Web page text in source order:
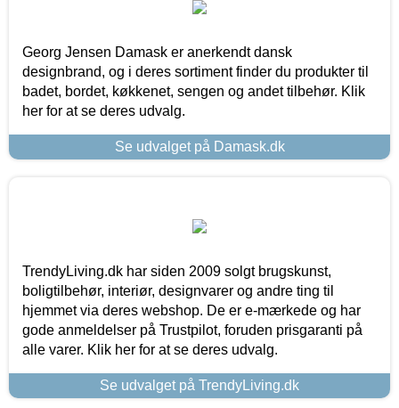
Georg Jensen Damask er anerkendt dansk
designbrand, og i deres sortiment finder du produkter til
badet, bordet, køkkenet, sengen og andet tilbehør. Klik
her for at se deres udvalg.
Se udvalget på Damask.dk
TrendyLiving.dk har siden 2009 solgt brugskunst,
boligtilbehør, interiør, designvarer og andre ting til
hjemmet via deres webshop. De er e-mærkede og har
gode anmeldelser på Trustpilot, foruden prisgaranti på
alle varer. Klik her for at se deres udvalg.
Se udvalget på TrendyLiving.dk